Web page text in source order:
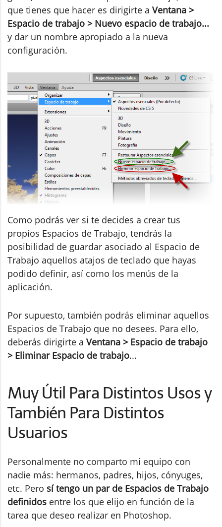
que tienes que hacer es dirigirte a Ventana >
Espacio de trabajo > Nuevo espacio de trabajo...
y dar un nombre apropiado a la nueva
configuración.
Como podrás ver si te decides a crear tus
propios Espacios de Trabajo, tendrás la
posibilidad de guardar asociado al Espacio de
Trabajo aquellos atajos de teclado que hayas
podido definir, así como los menús de la
aplicación.
Por supuesto, también podrás eliminar aquellos
Espacios de Trabajo que no desees. Para ello,
deberás dirigirte a Ventana > Espacio de trabajo
> Eliminar Espacio de trabajo...
Muy Útil Para Distintos Usos y
También Para Distintos
Usuarios
Personalmente no comparto mi equipo con
nadie más: hermanos, padres, hijos, cónyuges,
etc. Pero sí tengo un par de Espacios de Trabajo
definidos entre los que elijo en función de la
tarea que deseo realizar en Photoshop.